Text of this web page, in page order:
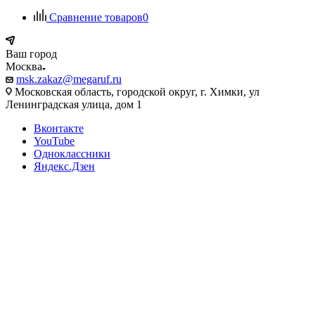
Сравнение товаров0
Ваш город
Москва
msk.zakaz@megaruf.ru
Московская область, городской округ, г. Химки, ул
Ленинградская улица, дом 1
Вконтакте
YouTube
Одноклассники
Яндекс.Дзен